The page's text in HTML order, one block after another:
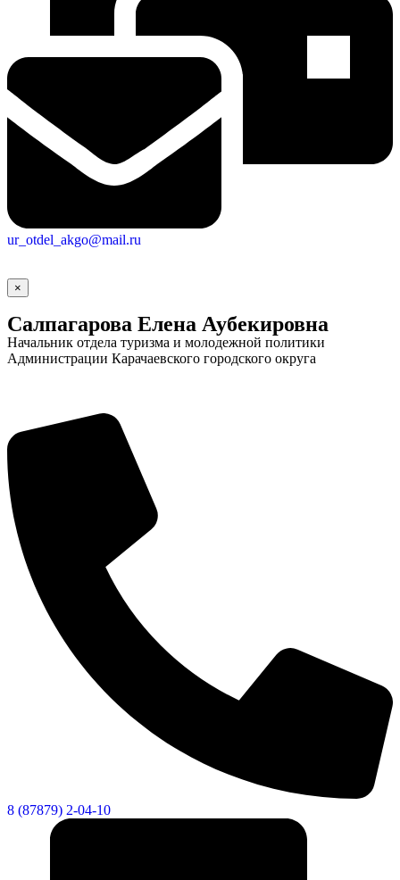
ur_otdel_akgo@mail.ru
×
Салпагарова Елена Аубекировна
Начальник отдела туризма и молодежной политики
Администрации Карачаевского городского округа
8 (87879) 2-04-10